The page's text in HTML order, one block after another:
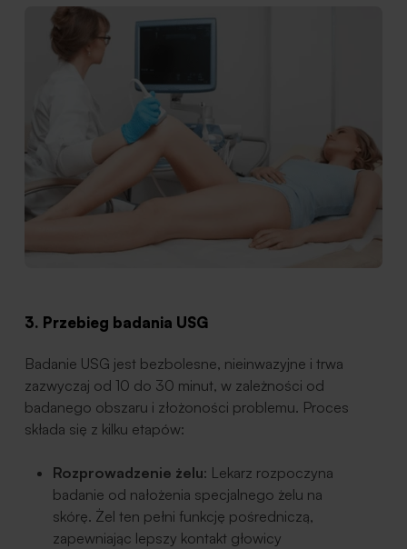
3. Przebieg badania USG
Badanie USG jest bezbolesne, nieinwazyjne i trwa
zazwyczaj od 10 do 30 minut, w zależności od
badanego obszaru i złożoności problemu. Proces
składa się z kilku etapów:
Rozprowadzenie żelu: Lekarz rozpoczyna
badanie od nałożenia specjalnego żelu na
skórę. Żel ten pełni funkcję pośredniczą,
zapewniając lepszy kontakt głowicy